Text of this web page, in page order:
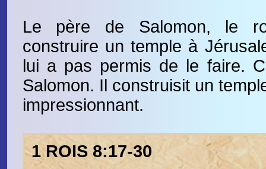
Le père de Salomon, le
construire un temple à
lui a pas permis de le faire.
Salomon. Il construisit un
impressionnant.
1 ROIS 8:17-30